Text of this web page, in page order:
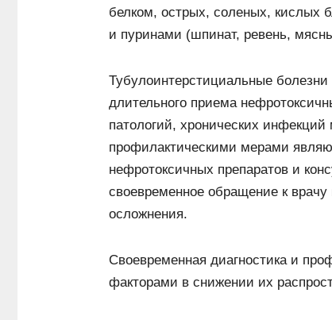
белком, острых, соленых, кислых
и пуринами (шпинат, ревень,
Тубулоинтерстициальные
длительного приема
патологий, хронических
профилактическими мерами
нефротоксичных препаратов и
своевременное обращение к
осложнения.
Своевременная диагностика и
факторами в снижении их